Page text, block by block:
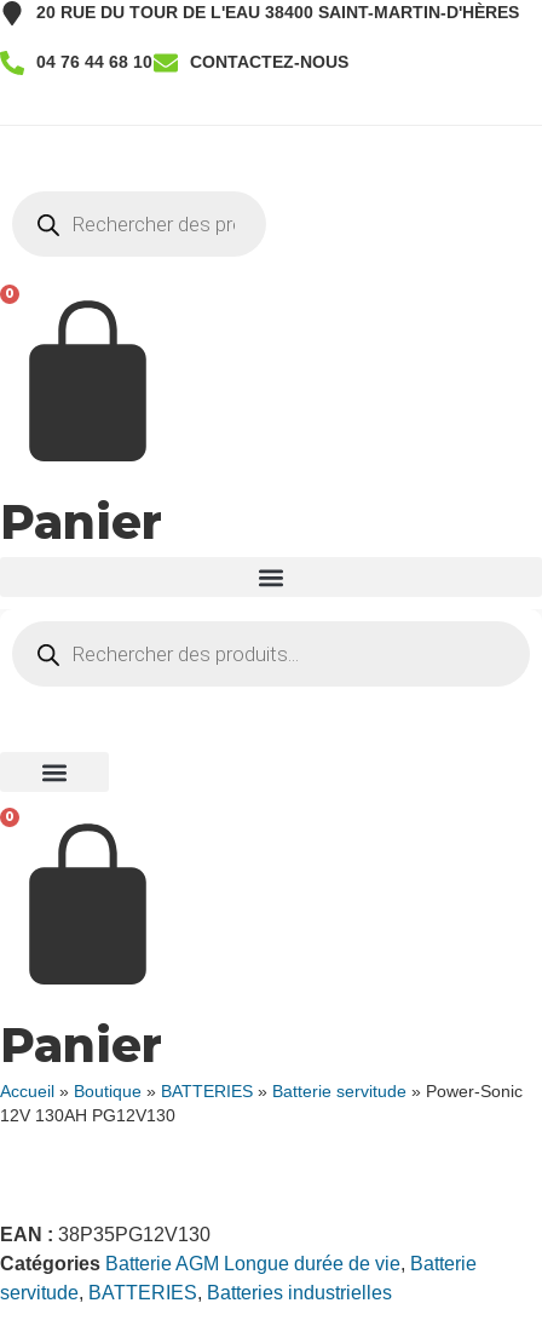
Aller
contenu
20 RUE DU TOUR DE L'EAU 38400 SAINT-MARTIN-D'HÈRES
04 76 44 68 10 CONTACTEZ-NOUS
produits
0
Panier
produits
0
Panier
Accueil » Boutique » BATTERIES » Batterie servitude » Power-Sonic
12V 130AH PG12V130
EAN : 38P35PG12V130
Catégories Batterie AGM Longue durée de vie, Batterie
servitude, BATTERIES, Batteries industrielles